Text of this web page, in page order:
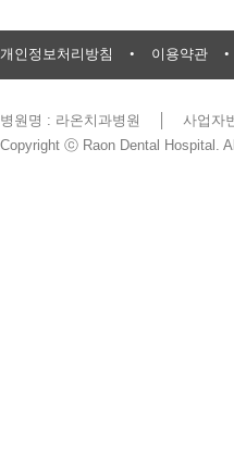
개인정보처리방침 • 이용약관 •
병원명 : 라온치과병원 사업자
Copyright ⓒ Raon Dental Hospital.